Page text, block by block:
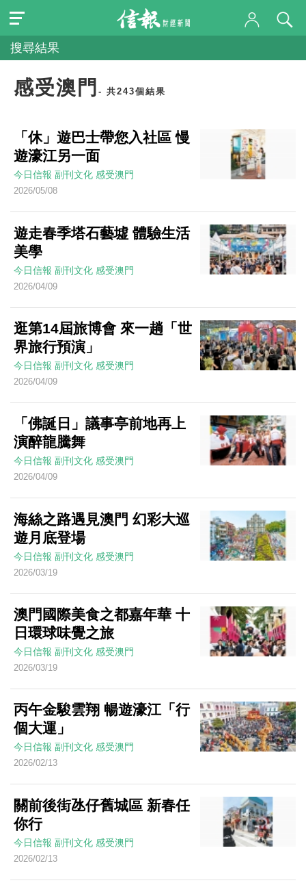
搜尋結果
感受澳門 - 共243個結果
「休」遊巴士帶您入社區 慢
遊濠江另一面
今日信報 副刊文化 感受澳門
2026/05/08
遊走春季塔石藝墟 體驗生活
美學
今日信報 副刊文化 感受澳門
2026/04/09
逛第14屆旅博會 來一趟「世
界旅行預演」
今日信報 副刊文化 感受澳門
2026/04/09
「佛誕日」議事亭前地再上
演醉龍騰舞
今日信報 副刊文化 感受澳門
2026/04/09
海絲之路遇見澳門 幻彩大巡
遊月底登場
今日信報 副刊文化 感受澳門
2026/03/19
澳門國際美食之都嘉年華 十
日環球味覺之旅
今日信報 副刊文化 感受澳門
2026/03/19
丙午金駿雲翔 暢遊濠江「行
個大運」
今日信報 副刊文化 感受澳門
2026/02/13
關前後街氹仔舊城區 新春任
你行
今日信報 副刊文化 感受澳門
2026/02/13